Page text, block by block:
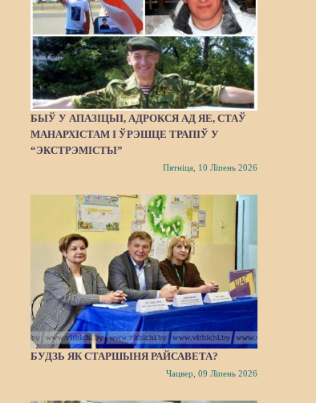
БЫЎ У АПАЗІЦЫІ, АДРОКСЯ АД ЯЕ, СТАЎ
МАНАРХІСТАМ І ЎРЭШЦЕ ТРАПІЎ У
“ЭКСТРЭМІСТЫ”
Пятніца, 10 Ліпень 2026
БУДЗЬ ЯК СТАРШЫНЯ РАЙСАВЕТА?
Чацвер, 09 Ліпень 2026